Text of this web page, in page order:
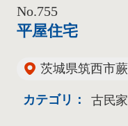
No.755
平屋住宅
茨城県筑西市
カテゴリ： 古民